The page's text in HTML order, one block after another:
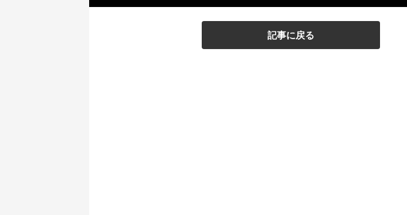
記事に戻る